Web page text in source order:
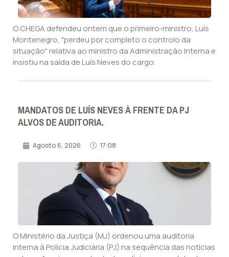
O CHEGA defendeu ontem que o primeiro-ministro, Luís
Montenegro, "perdeu por completo o controlo da
situação" relativa ao ministro da Administração Interna e
insistiu na saída de Luís Neves do cargo.
MANDATOS DE LUÍS NEVES À FRENTE DA PJ
ALVOS DE AUDITORIA.
Agosto 6, 2026 17:08
O Ministério da Justiça (MJ) ordenou uma auditoria
interna à Polícia Judiciária (PJ) na sequência das notícias